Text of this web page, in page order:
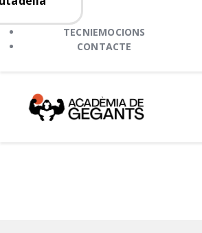
TECNIEMOCIONS
CONTACTE